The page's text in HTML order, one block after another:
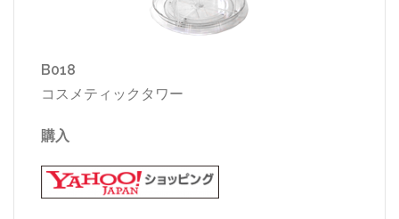
B018
コスメティックタワー
購入